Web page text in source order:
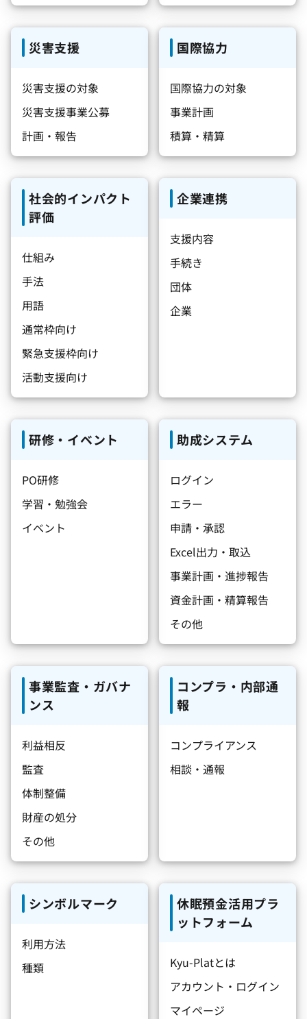
災害支援
災害支援の対象
災害支援事業公募
計画・報告
国際協力
国際協力の対象
事業計画
積算・精算
社会的インパクト
評価
仕組み
手法
用語
通常枠向け
緊急支援枠向け
活動支援向け
企業連携
支援内容
手続き
団体
企業
研修・イベント
PO研修
学習・勉強会
イベント
助成システム
ログイン
エラー
申請・承認
Excel出力・取込
事業計画・進捗報告
資金計画・精算報告
その他
事業監査・ガバナ
ンス
利益相反
監査
体制整備
財産の処分
その他
コンプラ・内部通
報
コンプライアンス
相談・通報
シンボルマーク
利用方法
種類
休眠預金活用プラ
ットフォーム
Kyu-Platとは
アカウント・ログイン
マイページ